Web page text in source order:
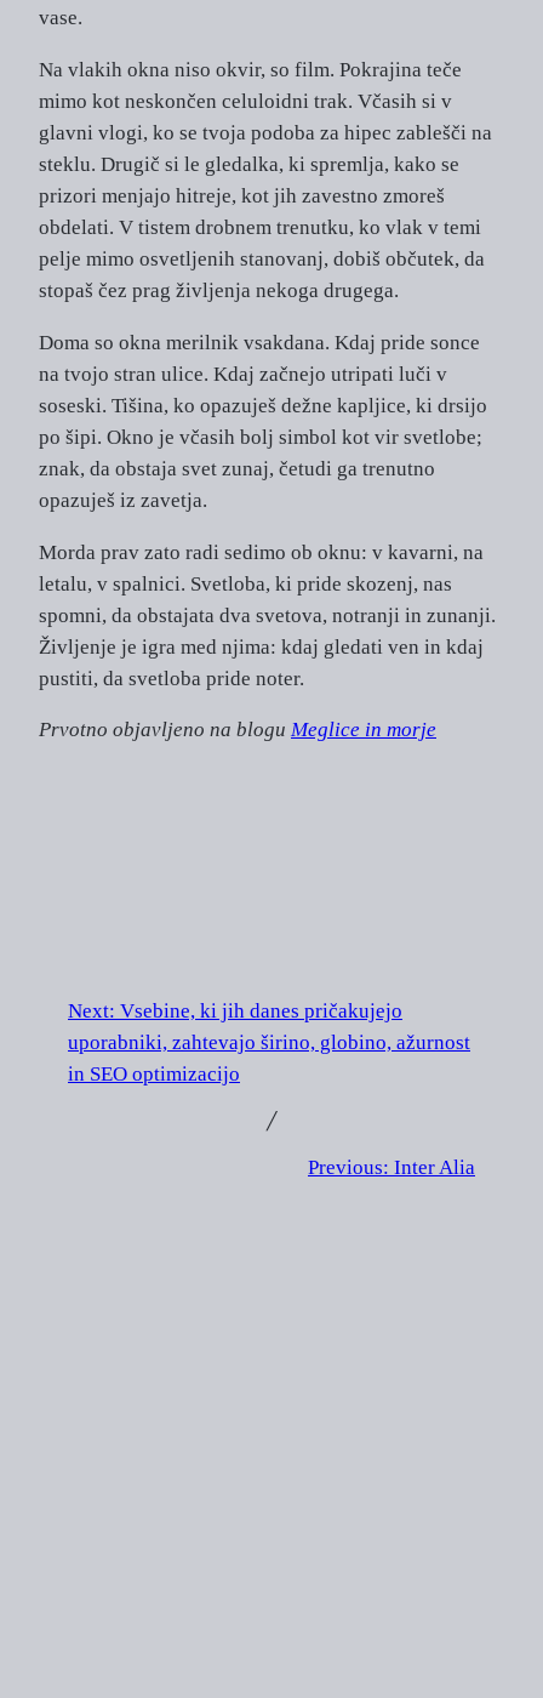
vase.
Na vlakih okna niso okvir, so film. Pokrajina teče
mimo kot neskončen celuloidni trak. Včasih si v
glavni vlogi, ko se tvoja podoba za hipec zablešči na
steklu. Drugič si le gledalka, ki spremlja, kako se
prizori menjajo hitreje, kot jih zavestno zmoreš
obdelati. V tistem drobnem trenutku, ko vlak v temi
pelje mimo osvetljenih stanovanj, dobiš občutek, da
stopaš čez prag življenja nekoga drugega.
Doma so okna merilnik vsakdana. Kdaj pride sonce
na tvojo stran ulice. Kdaj začnejo utripati luči v
soseski. Tišina, ko opazuješ dežne kapljice, ki drsijo
po šipi. Okno je včasih bolj simbol kot vir svetlobe;
znak, da obstaja svet zunaj, četudi ga trenutno
opazuješ iz zavetja.
Morda prav zato radi sedimo ob oknu: v kavarni, na
letalu, v spalnici. Svetloba, ki pride skozenj, nas
spomni, da obstajata dva svetova, notranji in zunanji.
Življenje je igra med njima: kdaj gledati ven in kdaj
pustiti, da svetloba pride noter.
Prvotno objavljeno na blogu Meglice in morje
Next: Vsebine, ki jih danes pričakujejo
uporabniki, zahtevajo širino, globino, ažurnost
in SEO optimizacijo
╱
Previous: Inter Alia